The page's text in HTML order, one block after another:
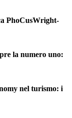
PhoCusWright-
la numero uno:
nel turismo: i